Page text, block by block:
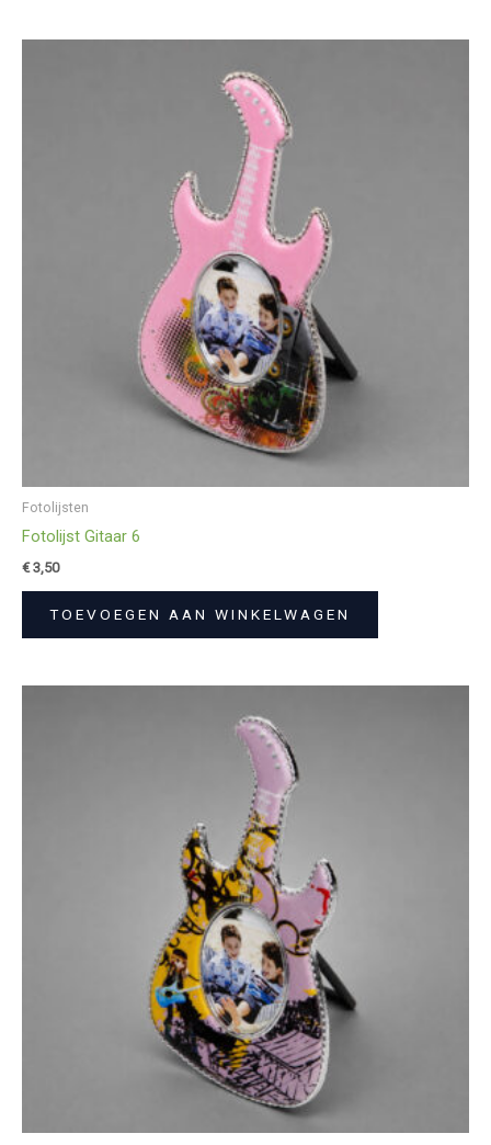
Fotolijsten
Fotolijst Gitaar 6
€3,50
TOEVOEGEN AAN WINKELWAGEN